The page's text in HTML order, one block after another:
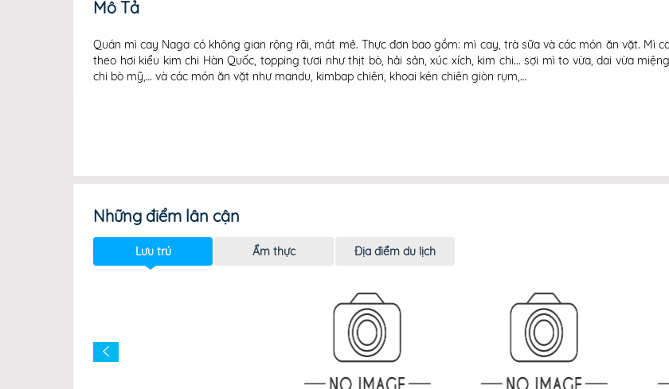
Mô Tả
Quán mì cay Naga có không gian rộng rãi, mát mẻ. Thực đơn bao gồm: mì cay, trà sữa và các món ăn vặt. Mì
theo hơi kiểu kim chi Hàn Quốc, topping tươi như thịt bò, hải sản, xúc xích, kim chi... sợi mì to vừa, dai vừa
chi bò mỹ,… và các món ăn vặt như mandu, kimbap chiên, khoai kén chiên giòn rụm,…
Những điểm lân cận
Lưu trú Ẩm thực Địa điểm du lịch